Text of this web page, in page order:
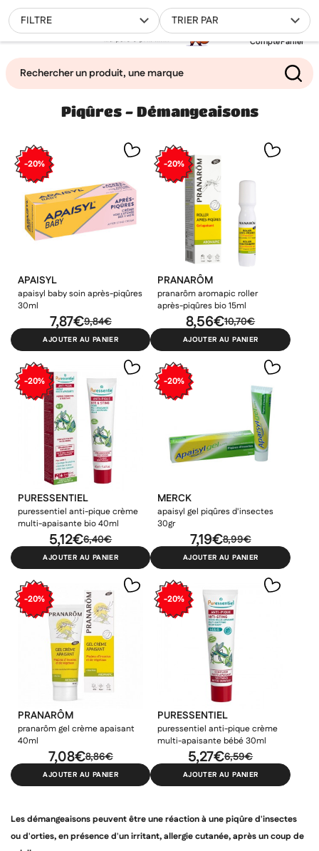
Compte
0
Panier
Filtrer
Mes favoris
TRIER PAR
FILTRE
Piqûres - Démangeaisons
-20%
APAISYL
apaisyl baby soin après-piqûres
30ml
9,84€
7,87€
AJOUTER AU PANIER
-20%
PRANARÔM
pranarôm aromapic roller
après-piqûres bio 15ml
10,70€
8,56€
AJOUTER AU PANIER
-20%
PURESSENTIEL
puressentiel anti-pique crème
multi-apaisante bio 40ml
6,40€
5,12€
AJOUTER AU PANIER
-20%
MERCK
apaisyl gel piqûres d'insectes
30gr
8,99€
7,19€
AJOUTER AU PANIER
-20%
PRANARÔM
pranarôm gel crème apaisant
40ml
8,86€
7,08€
AJOUTER AU PANIER
-20%
PURESSENTIEL
puressentiel anti-pique crème
multi-apaisante bébé 30ml
6,59€
5,27€
AJOUTER AU PANIER
Les démangeaisons peuvent être une réaction à une piqûre d'insectes
ou d'orties, en présence d'un irritant, allergie cutanée, après un coup de
Ajouter à ma liste d'envies
add_circle_outline Créer une nouvelle liste
((modalTitle))
((confirmMessage))
((cancelText)) ((modalDeleteText))
Créer une liste d'envies
Nom de la liste d'envies
Annuler Créer une liste d'envies
Connexion
Vous devez être connecté pour ajouter des produits à votre
liste d'envies.
Annuler